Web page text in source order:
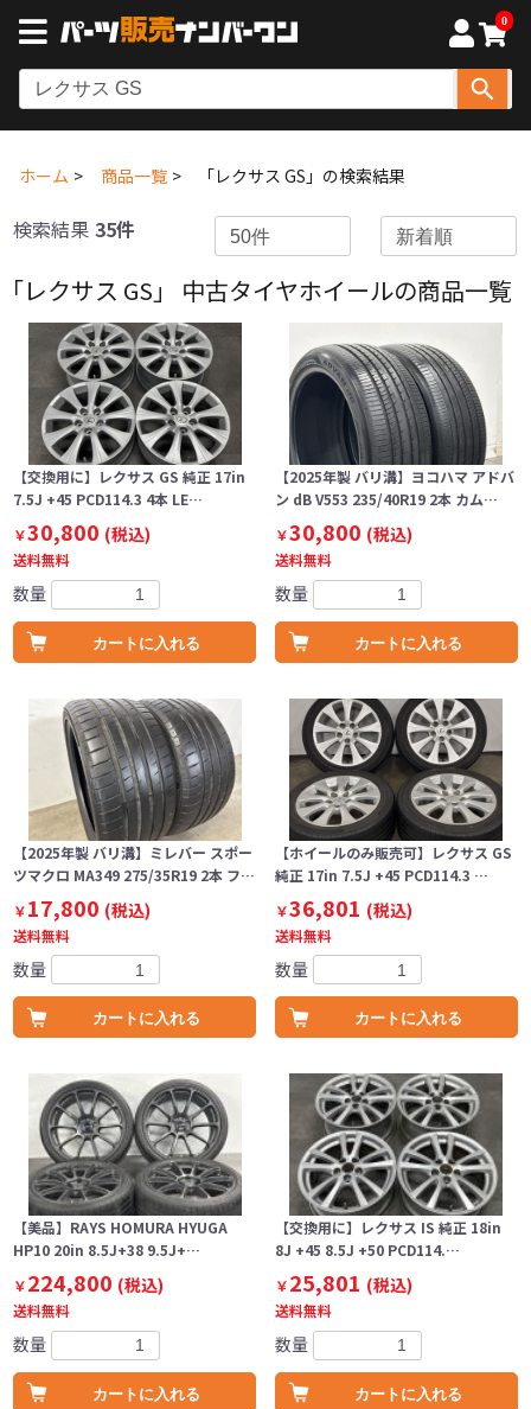
0
ホーム 商品一覧 「レクサス GS」の検索結果
検索結果 35件
「レクサス GS」 中古タイヤホイールの商品一覧
【交換用に】レクサス GS 純正 17in
7.5J +45 PCD114.3 4本 LE…
￥30,800 (税込)
送料無料
数量
カートに入れる
【2025年製 バリ溝】ヨコハマ アドバ
ン dB V553 235/40R19 2本 カム…
￥30,800 (税込)
送料無料
数量
カートに入れる
【2025年製 バリ溝】ミレバー スポー
ツマクロ MA349 275/35R19 2本 フ…
￥17,800 (税込)
送料無料
数量
カートに入れる
【ホイールのみ販売可】レクサス GS
純正 17in 7.5J +45 PCD114.3 …
￥36,801 (税込)
送料無料
数量
カートに入れる
【美品】RAYS HOMURA HYUGA
HP10 20in 8.5J+38 9.5J+…
￥224,800 (税込)
送料無料
数量
カートに入れる
【交換用に】レクサス IS 純正 18in
8J +45 8.5J +50 PCD114.…
￥25,801 (税込)
送料無料
数量
カートに入れる